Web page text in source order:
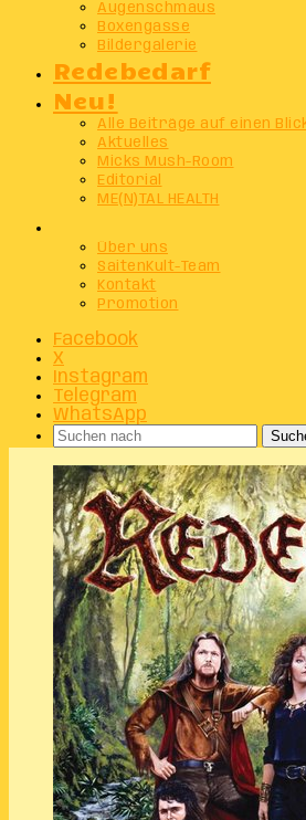
Augenschmaus
Boxengasse
Bildergalerie
Redebedarf
Neu!
Alle Beiträge auf einen
Aktuelles
Micks Mush-Room
Editorial
ME(N)TAL HEALTH
Über uns
SaitenKult-Team
Kontakt
Promotion
Facebook
X
Instagram
Telegram
WhatsApp